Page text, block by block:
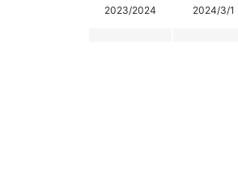
2023/2024 2024/3/1